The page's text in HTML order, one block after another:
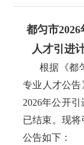
都匀市
人才引进
根据《都
专业人才公告
2026年公开
已结束。现
公告如下：